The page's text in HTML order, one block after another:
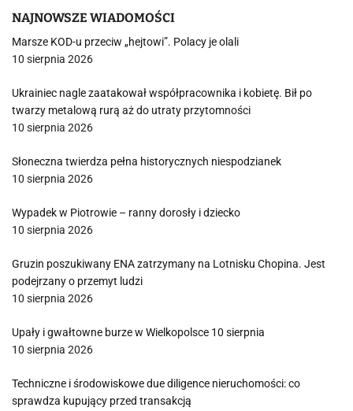
NAJNOWSZE WIADOMOŚCI
Marsze KOD-u przeciw „hejtowi”. Polacy je olali
10 sierpnia 2026
Ukrainiec nagle zaatakował współpracownika i kobietę. Bił po
twarzy metalową rurą aż do utraty przytomności
10 sierpnia 2026
Słoneczna twierdza pełna historycznych niespodzianek
10 sierpnia 2026
Wypadek w Piotrowie – ranny dorosły i dziecko
10 sierpnia 2026
Gruzin poszukiwany ENA zatrzymany na Lotnisku Chopina. Jest
podejrzany o przemyt ludzi
10 sierpnia 2026
Upały i gwałtowne burze w Wielkopolsce 10 sierpnia
10 sierpnia 2026
Techniczne i środowiskowe due diligence nieruchomości: co
sprawdza kupujący przed transakcją